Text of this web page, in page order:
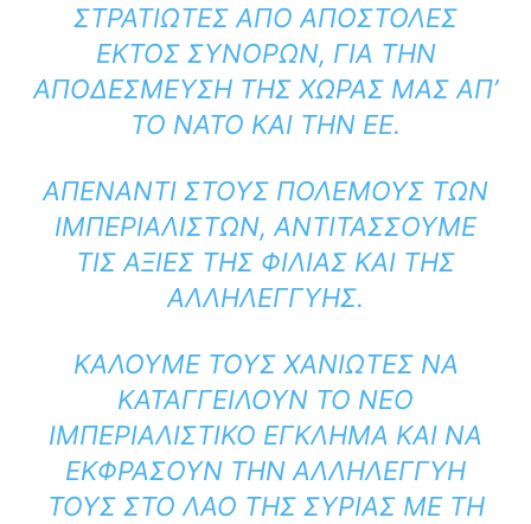
ΣΤΡΑΤΙΏΤΕΣ ΑΠΌ ΑΠΟΣΤΟΛΈΣ
ΕΚΤΌΣ ΣΥΝΌΡΩΝ, ΓΙΑ ΤΗΝ
ΑΠΟΔΈΣΜΕΥΣΗ ΤΗΣ ΧΏΡΑΣ ΜΑΣ ΑΠ’
ΤΟ ΝΑΤΟ ΚΑΙ ΤΗΝ ΕΕ.
ΑΠΈΝΑΝΤΙ ΣΤΟΥΣ ΠΟΛΈΜΟΥΣ ΤΩΝ
ΙΜΠΕΡΙΑΛΙΣΤΏΝ, ΑΝΤΙΤΆΣΣΟΥΜΕ
ΤΙΣ ΑΞΊΕΣ ΤΗΣ ΦΙΛΊΑΣ ΚΑΙ ΤΗΣ
ΑΛΛΗΛΕΓΓΎΗΣ.
ΚΑΛΟΎΜΕ ΤΟΥΣ ΧΑΝΙΏΤΕΣ ΝΑ
ΚΑΤΑΓΓΕΊΛΟΥΝ ΤΟ ΝΈΟ
ΙΜΠΕΡΙΑΛΙΣΤΙΚΌ ΈΓΚΛΗΜΑ ΚΑΙ ΝΑ
ΕΚΦΡΆΣΟΥΝ ΤΗΝ ΑΛΛΗΛΕΓΓΎΗ
ΤΟΥΣ ΣΤΟ ΛΑΌ ΤΗΣ ΣΥΡΊΑΣ ΜΕ ΤΗ